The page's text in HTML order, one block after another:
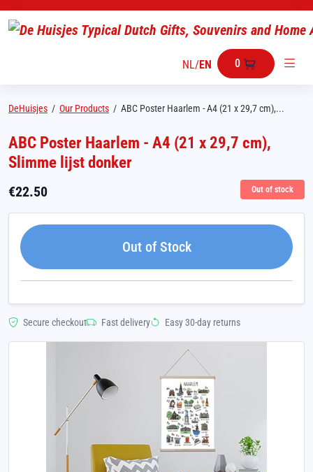
NL/EN 0
DeHuisjes / Our Products / ABC Poster Haarlem - A4 (21 x 29,7 cm),...
ABC Poster Haarlem - A4 (21 x 29,7 cm),
Slimme lijst donker
€22.50 Out of stock
Out of Stock
Secure checkout Fast delivery Easy 30-day returns